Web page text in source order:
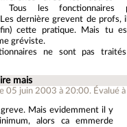
Tous les fonctionnaires
dernière grevent de profs,
cette pratique. Mais tu
gréviste.
ne sont pas
mais
le 05 juin 2003 à 20:00. Évalué à
Mais evidemment il y
alors ca emmerde